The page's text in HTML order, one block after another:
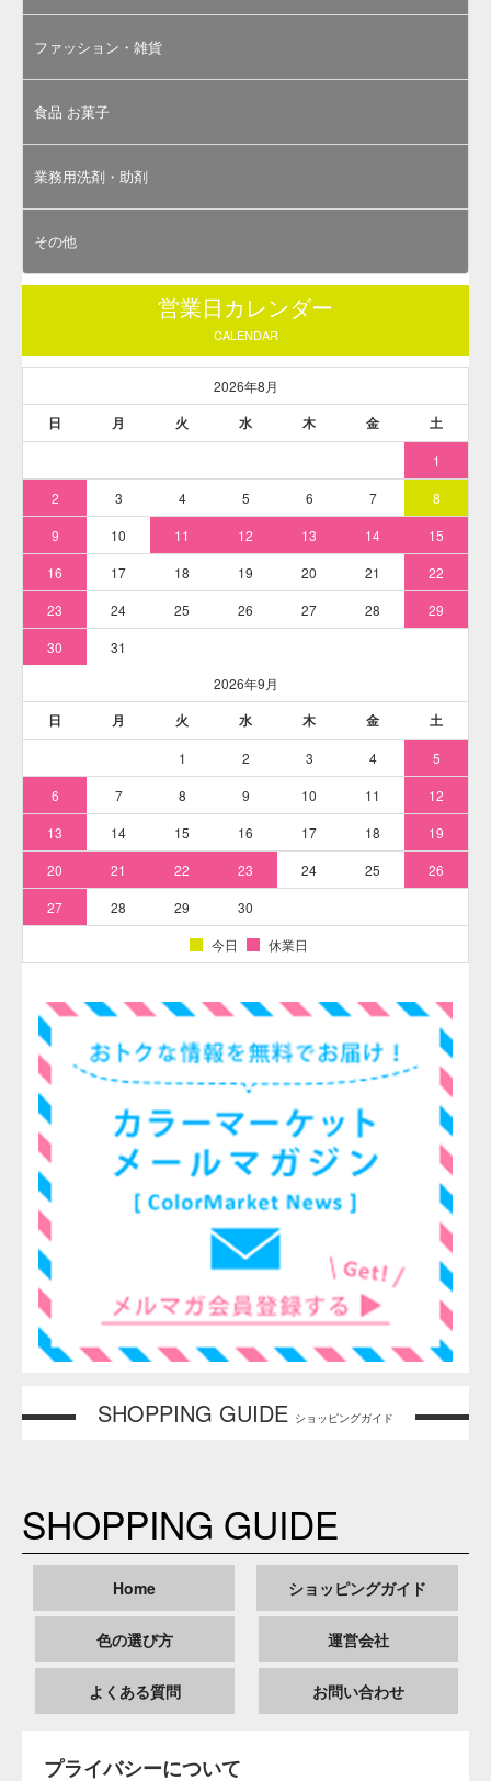
上記写真のようにペンを垂直に持ち、下に軽く押し込むよう
さまざまな繊維にマーキングを行うことが可能です。
安全上の注意
インクが皮膚に付着した場合には、皮膚障害を起こ
すことがありますので、石けんなどを用いて洗い流
してください。
ご使用に際しては、換気を十分行ってください。
溶剤が含まれておりますので、火気には十分注意し
てください。